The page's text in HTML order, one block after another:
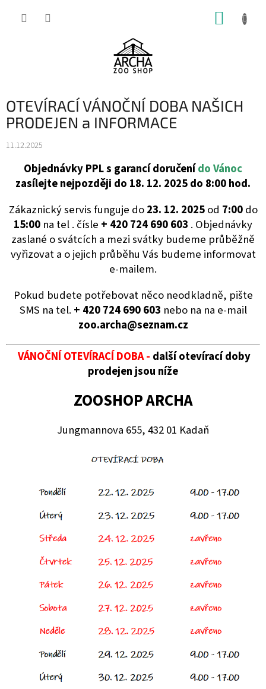
OTEVÍRACÍ VÁNOČNÍ DOBA NAŠICH
PRODEJEN a INFORMACE
11.12.2025
Objednávky PPL s garancí doručenído Vánoc
zasílejte nejpozději do 18. 12. 2025 do 8:00 hod.
Zákaznický servis funguje do23. 12. 2025od 7:00do
15:00 na tel . čísle + 420724 690 603 . Objednávky
zaslané o svátcích a mezi svátky budeme průběžně
vyřizovat a o jejich průběhu Vás budeme informovat
e-mailem.
Pokud budete potřebovat něco neodkladně, pište
SMS na tel. + 420 724 690 603 nebo na na e-mail
zoo.archa@seznam.cz
VÁNOČNÍ OTEVÍRACÍ DOBA - další otevírací doby
prodejen jsou níže
ZOOSHOP ARCHA
Jungmannova 655, 432 01 Kadaň